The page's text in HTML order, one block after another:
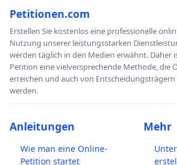
Petitionen.com
Erstellen Sie kostenlos eine professionelle
Nutzung unserer leistungsstarken
werden täglich in den Medien erwähnt. Daher
Petition eine vielversprechende Methode, die
erreichen und auch von
werden.
Anleitungen
Wie man eine Online-
Petition startet
Mehr